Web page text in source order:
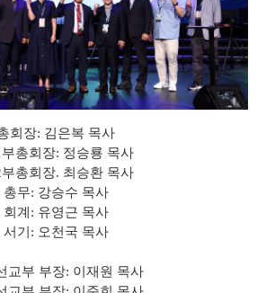
회장: 김은복 목사
총회장: 정승룡 목사
총회장. 최승환 목사
총무: 강승수 목사
회계: 유영근 목사
서기: 오천국 목사
교부 부장: 이재원 목사